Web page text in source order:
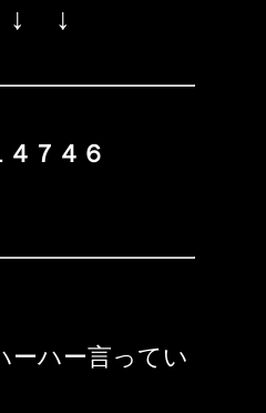
↓
４７４６
ーハー言ってい